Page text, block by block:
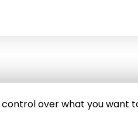
control over what you want